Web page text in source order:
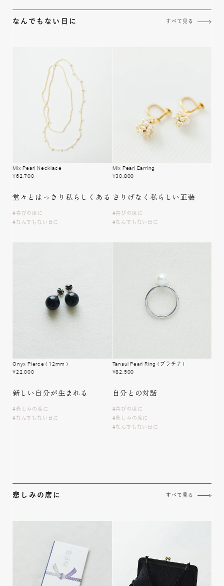
なんでもない日に すべて見る
Mix Pearl Necklace
¥62,700
堂々とはっきり 私らしくある
喜びの席に
なんでもない日に
Mix Pearl Earring
¥30,800
さりげなく私らしい正装
喜びの席に
なんでもない日に
Onyx Pierce ( 12mm )
¥22,000
新しい自分が生まれる
悲しみの席に
なんでもない日に
Tansui Pearl Ring ( プラチナ )
¥82,500
自分との対話
喜びの席に
悲しみの席に
なんでもない日に
悲しみの席に すべて見る